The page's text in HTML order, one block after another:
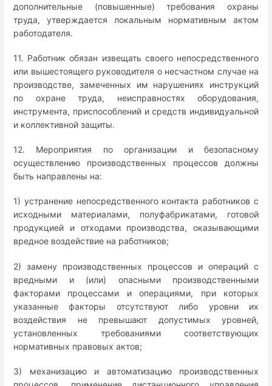
дополнительные (повышенные) требования охраны
труда, утверждается локальным нормативным актом
работодателя.
11. Работник обязан извещать своего непосредственного
или вышестоящего руководителя о несчастном случае на
производстве, замеченных им нарушениях инструкций
по охране труда, неисправностях оборудования,
инструмента, приспособлений и средств индивидуальной
и коллективной защиты.
12. Мероприятия по организации и безопасному
осуществлению производственных процессов должны
быть направлены на:
1) устранение непосредственного контакта работников с
исходными материалами, полуфабрикатами, готовой
продукцией и отходами производства, оказывающими
вредное воздействие на работников;
2) замену производственных процессов и операций с
вредными и (или) опасными производственными
факторами процессами и операциями, при которых
указанные факторы отсутствуют либо уровни их
воздействия не превышают допустимых уровней,
установленных требованиями соответствующих
нормативных правовых актов;
3) механизацию и автоматизацию производственных